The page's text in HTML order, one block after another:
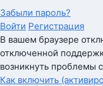
Забыли пароль?
Войти Регистрация
В вашем браузере
отключенной
возникнуть проблемы
Как включить